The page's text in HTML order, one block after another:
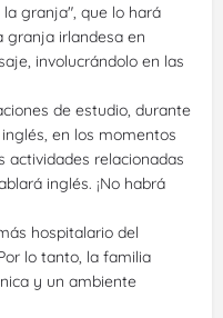
granja", que lo hará
granja irlandesa en
involucrándolo en las
de estudio, durante
en los momentos
actividades relacionadas
inglés. ¡No habrá
hospitalario del
lo tanto, la familia
y un ambiente